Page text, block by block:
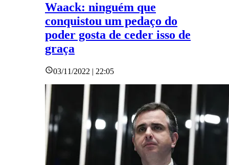
Waack: ninguém que
conquistou um pedaço do
poder gosta de ceder isso de
graça
03/11/2022 | 22:05